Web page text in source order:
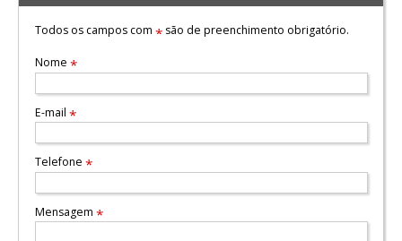
Todos os campos com *são de preenchimento obrigatório.
Nome *
E-mail *
Telefone *
Mensagem *